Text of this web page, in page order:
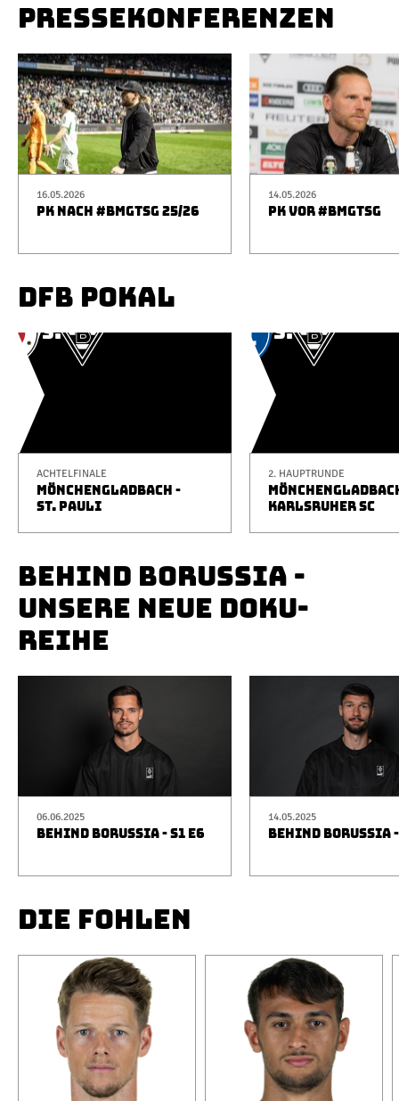
PRESSEKONFERENZEN
16.05.2026
PK NACH #BMGTSG 25/26
14.05.2026
PK VOR #BMGTSG
DFB POKAL
ACHTELFINALE
MÖNCHENGLADBACH -
ST. PAULI
2. HAUPTRUNDE
KARLSRUHER SC
BEHIND BORUSSIA -
UNSERE NEUE DOKU-
REIHE
06.06.2025
BEHIND BORUSSIA - S1 E6
14.05.2025
BEHIND BORUSSIA
DIE FOHLEN